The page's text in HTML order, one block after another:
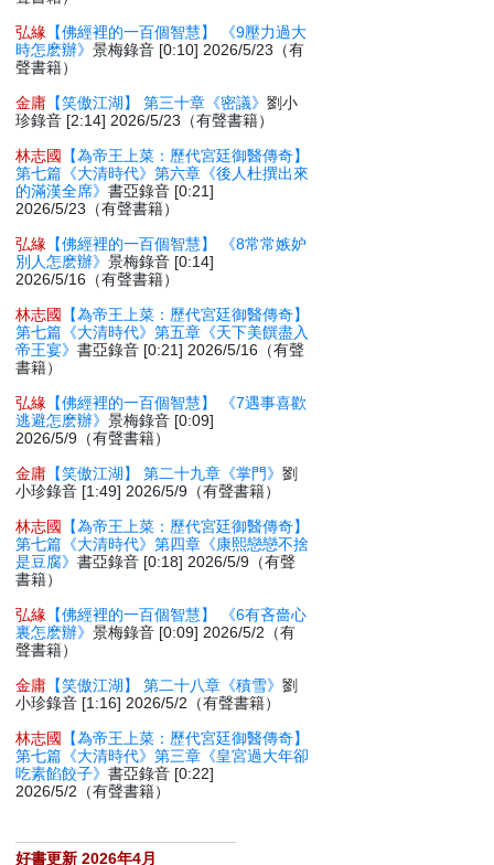
弘緣 【佛經裡的一百個智慧】 《9壓力過大
時怎麽辦》景梅錄音 [0:10] 2026/5/23（有
聲書籍）
金庸 【笑傲江湖】 第三十章《密議》劉小
珍錄音 [2:14] 2026/5/23（有聲書籍）
林志國
【為帝王上菜：歷代宮廷御醫傳奇】
第七篇《大清時代》第六章《後人杜撰出來
的滿漢全席》書亞錄音 [0:21]
2026/5/23（有聲書籍）
弘緣 【佛經裡的一百個智慧】 《8常常嫉妒
別人怎麽辦》景梅錄音 [0:14]
2026/5/16（有聲書籍）
林志國
【為帝王上菜：歷代宮廷御醫傳奇】
第七篇《大清時代》第五章《天下美饌盡入
帝王宴》書亞錄音 [0:21] 2026/5/16（有聲
書籍）
弘緣 【佛經裡的一百個智慧】 《7遇事喜歡
逃避怎麽辦》景梅錄音 [0:09]
2026/5/9（有聲書籍）
金庸 【笑傲江湖】 第二十九章《掌門》劉
小珍錄音 [1:49] 2026/5/9（有聲書籍）
林志國
【為帝王上菜：歷代宮廷御醫傳奇】
第七篇《大清時代》第四章《康熙戀戀不捨
是豆腐》書亞錄音 [0:18] 2026/5/9（有聲
書籍）
弘緣 【佛經裡的一百個智慧】 《6有吝嗇心
裏怎麽辦》景梅錄音 [0:09] 2026/5/2（有
聲書籍）
金庸 【笑傲江湖】 第二十八章《積雪》劉
小珍錄音 [1:16] 2026/5/2（有聲書籍）
林志國
【為帝王上菜：歷代宮廷御醫傳奇】
第七篇《大清時代》第三章《皇宮過大年卻
吃素餡餃子》書亞錄音 [0:22]
2026/5/2（有聲書籍）
好書更新 2026年4月